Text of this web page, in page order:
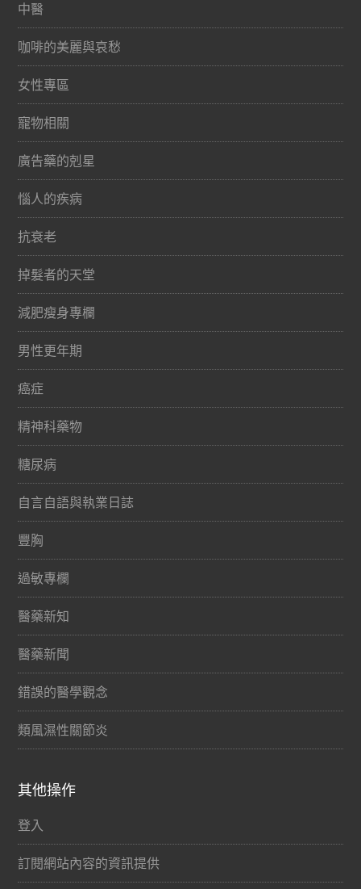
中醫
咖啡的美麗與哀愁
女性專區
寵物相關
廣告藥的剋星
惱人的疾病
抗衰老
掉髮者的天堂
減肥瘦身專欄
男性更年期
癌症
精神科藥物
糖尿病
自言自語與執業日誌
豐胸
過敏專欄
醫藥新知
醫藥新聞
錯誤的醫學觀念
類風濕性關節炎
其他操作
登入
訂閱網站內容的資訊提供